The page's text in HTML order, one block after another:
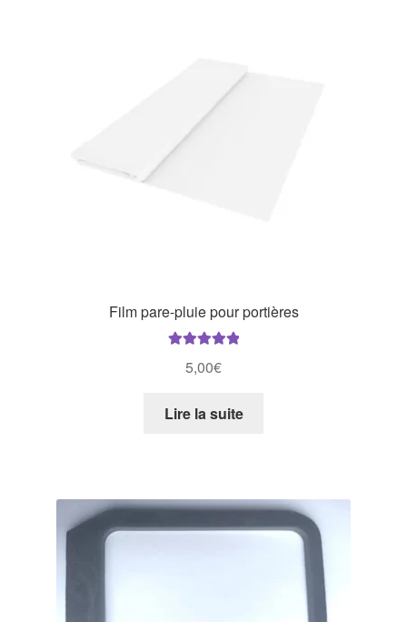
Film pare-pluie pour portières
5,00€
Lire la suite